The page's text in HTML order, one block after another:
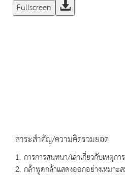
Fullscreen
สาระสำคัญ/ความคิดรวมยอด
1. การการสนทนา/เล่าเกี่ยวกับเหตุก
2. กล้าพูดกล้าแสดงออกอย่างเหมาะ